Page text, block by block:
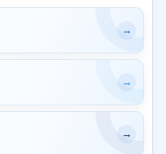
→
→
→